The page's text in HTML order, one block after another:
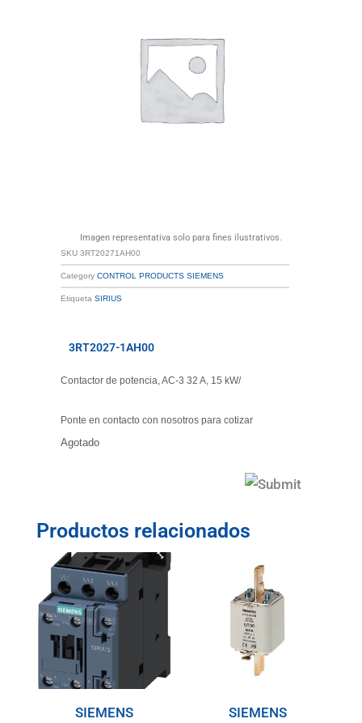
Imagen representativa solo para fines ilustrativos.
SKU 3RT20271AH00
Category CONTROL PRODUCTS SIEMENS
Etiqueta SIRIUS
3RT2027-1AH00
Contactor de potencia, AC-3 32 A, 15 kW/
Ponte en contacto con nosotros para cotizar
Agotado
Productos relacionados
SIEMENS SIEMENS